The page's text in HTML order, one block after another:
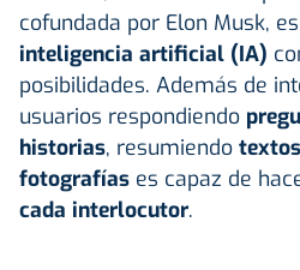
cofundada por Elon Musk,
inteligencia artificial (IA)
posibilidades. Además de
usuarios respondiendo
historias, resumiendo textos
fotografías es capaz de
cada interlocutor.